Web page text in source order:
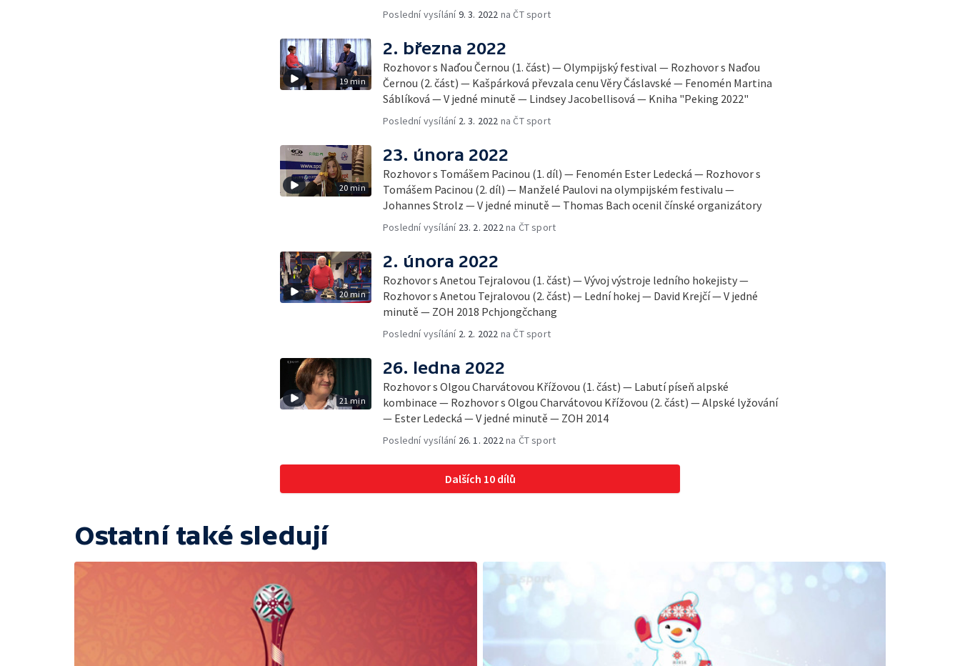
Poslední vysílání9. 3. 2022 na ČT sport
19 min
2. března 2022
Rozhovor s Naďou Černou (1. část) — Olympijský festival — Rozhovor s Naďou
Černou (2. část) — Kašpárková převzala cenu Věry Čáslavské — Fenomén Martina
Sáblíková — V jedné minutě — Lindsey Jacobellisová — Kniha "Peking 2022"
Poslední vysílání 2. 3. 2022 na ČT sport
20 min
23. února 2022
Rozhovor s Tomášem Pacinou (1. díl) — Fenomén Ester Ledecká — Rozhovor s
Tomášem Pacinou (2. díl) — Manželé Paulovi na olympijském festivalu —
Johannes Strolz — V jedné minutě — Thomas Bach ocenil čínské organizátory
Poslední vysílání 23. 2. 2022na ČT sport
20 min
2. února 2022
Rozhovor s Anetou Tejralovou (1. část) — Vývoj výstroje ledního hokejisty —
Rozhovor s Anetou Tejralovou (2. část) — Lední hokej — David Krejčí — V jedné
minutě — ZOH 2018 Pchjongčchang
Poslední vysílání 2. 2. 2022 na ČT sport
21 min
26. ledna 2022
Rozhovor s Olgou Charvátovou Křížovou (1. část) — Labutí píseň alpské
kombinace — Rozhovor s Olgou Charvátovou Křížovou (2. část) — Alpské lyžování
— Ester Ledecká — V jedné minutě — ZOH 2014
Poslední vysílání 26. 1. 2022na ČT sport
Dalších 10 dílů
Ostatní také sledují